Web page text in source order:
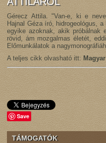
Gérecz Attila. "Van-e, ki e
Hajnal Géza író, hidrogeológus,
egyike azoknak, akik próbálnak
rövid, ám mozgalmas életét,
Előmunkálatok a
A teljes cikk olvasható itt:
Save
TÁMOGATÓK